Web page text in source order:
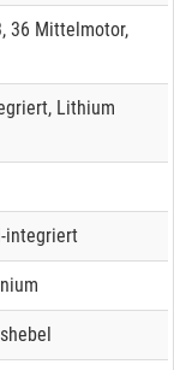
36 Mittelmotor,
Lithium
integriert